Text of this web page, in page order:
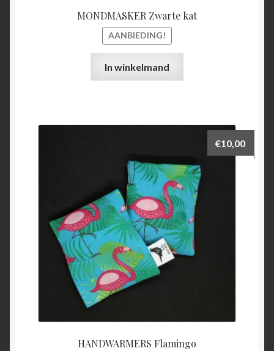
MONDMASKER Zwarte kat
AANBIEDING!
In winkelmand
HANDWARMERS Flamingo
€10,00